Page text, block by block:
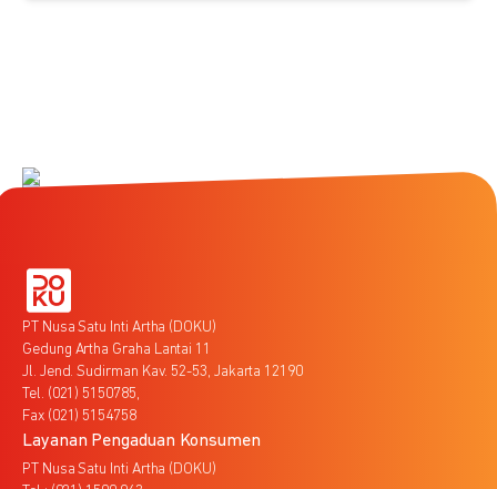
PT Nusa Satu Inti Artha (DOKU)
Gedung Artha Graha Lantai 11
Jl. Jend. Sudirman Kav. 52-53, Jakarta 12190
Tel. (021) 5150785,
Fax (021) 5154758
Layanan Pengaduan Konsumen
PT Nusa Satu Inti Artha (DOKU)